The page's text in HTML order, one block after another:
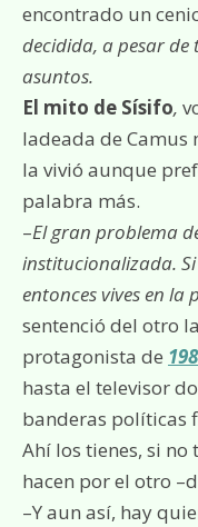
encontrado un
decidida, a pesar de
asuntos.
El mito de Sísifo,
ladeada de Camus
la vivió aunque
palabra más.
–El gran problema
institucionalizada.
entonces vives en la
sentenció del otro
protagonista de
hasta el televisor
banderas políticas
Ahí los tienes, si
hacen por el otro
–Y aun así, hay